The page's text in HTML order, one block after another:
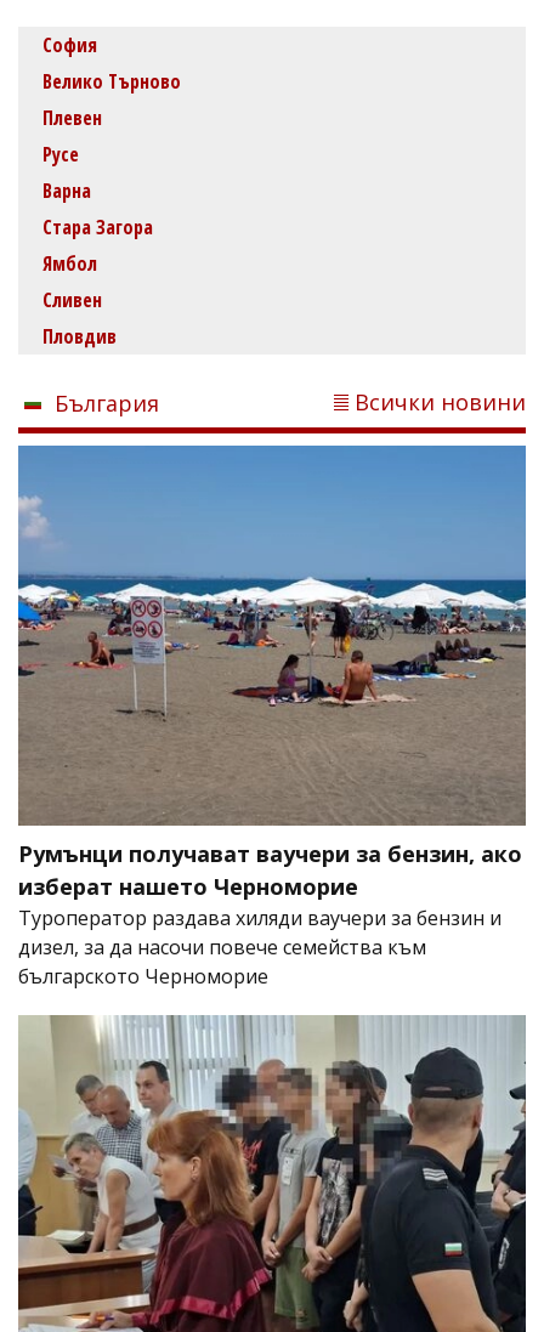
София
Велико Търново
Плевен
Русе
Варна
Стара Загора
Ямбол
Сливен
Пловдив
България Всички новини
Румънци получават ваучери за бензин, ако
изберат нашето Черноморие
Туроператор раздава хиляди ваучери за бензин и
дизел, за да насочи повече семейства към
българското Черноморие